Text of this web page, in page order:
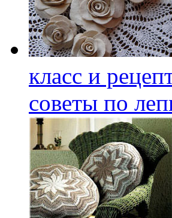
класс и
советы по